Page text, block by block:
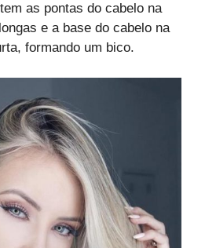
as pontas do cabelo na
e a base do cabelo na
formando um bico.